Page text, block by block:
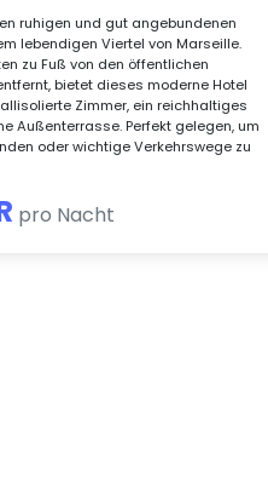
ruhigen und gut angebundenen
lebendigen Viertel von Marseille.
zu Fuß von den öffentlichen
bietet dieses moderne Hotel
Zimmer, ein reichhaltiges
Außenterrasse. Perfekt gelegen, um
oder wichtige Verkehrswege zu
pro Nacht